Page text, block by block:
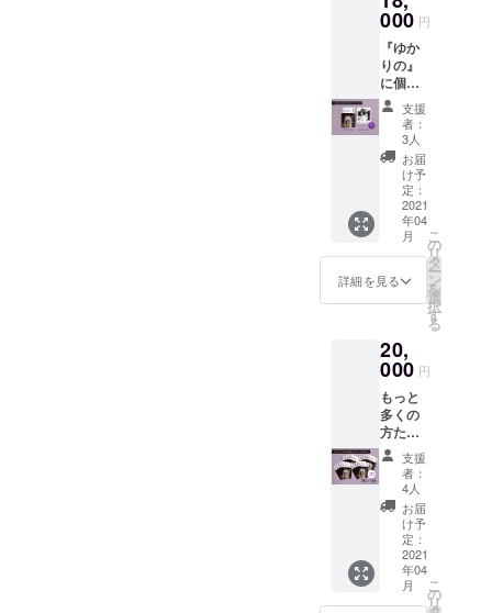
家系の
ことな
どお話
しくだ
さい。
また、
面談時
には同
伴者を
つけま
すので
安心し
てお申
し込み
くださ
い。 通
なって
おりま
で、
『ゆか
りの』
プラス
送料プ
ラス
2000円
お得と
なって
いま
す。 相
談会日
000 円
『ゆか
りの』
に個人
相談
（80
分）を
プラス
し、個
人だけ
でな
く、ご
家族や
知人な
どと一
緒に
したい
方のも
お勧め
なセッ
トとな
りま
す。こ
ちらも
面会時
には同
伴者を
つけま
すの
で、ご
安心し
支援
者：
3人
お届
け予
定：
2021
年04
月
詳細を見る
こ
の
リ
タ
ー
ン
を
選
択
す
る
20,
000 円
もっと
多くの
方たち
に広め
ていた
だける
20冊
セット
です。
20冊に5
冊お付
けする
スペ
支援
者：
4人
お届
け予
定：
2021
年04
月
こ
の
リ